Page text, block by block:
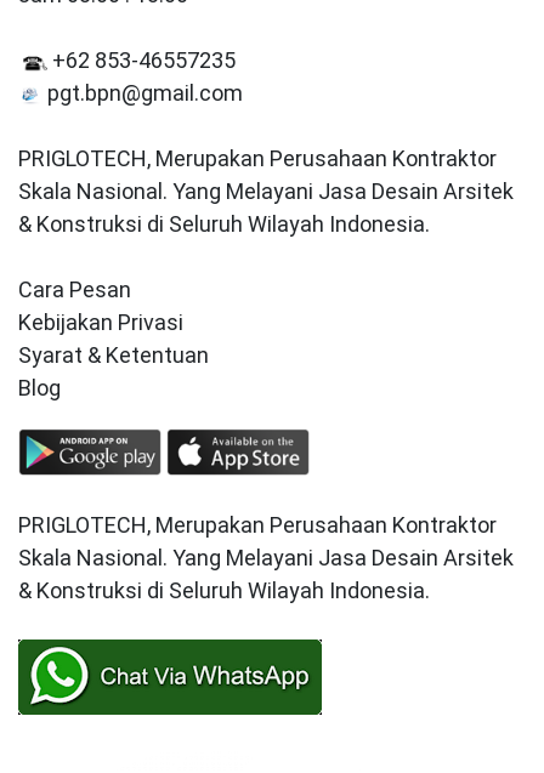
+62 853-46557235
pgt.bpn@gmail.com
PRIGLOTECH, Merupakan Perusahaan Kontraktor
Skala Nasional. Yang Melayani Jasa Desain Arsitek
& Konstruksi di Seluruh Wilayah Indonesia.
Cara Pesan
Kebijakan Privasi
Syarat & Ketentuan
Blog
PRIGLOTECH, Merupakan Perusahaan Kontraktor
Skala Nasional. Yang Melayani Jasa Desain Arsitek
& Konstruksi di Seluruh Wilayah Indonesia.